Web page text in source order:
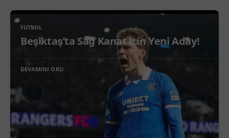
FUTBOL
Beşiktaş’ta Sağ Kanat İçin Yeni Aday!
DEVAMINI OKU